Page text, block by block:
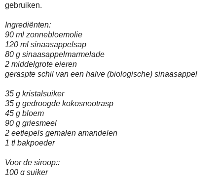
gebruiken.
Ingrediënten:
90 ml zonnebloemolie
120 ml sinaasappelsap
80 g sinaasappelmarmelade
2 middelgrote eieren
geraspte schil van een halve (biologische) sinaasappel
35 g kristalsuiker
35 g gedroogde kokosnootrasp
45 g bloem
90 g griesmeel
2 eetlepels gemalen amandelen
1 tl bakpoeder
Voor de siroop::
100 g suiker